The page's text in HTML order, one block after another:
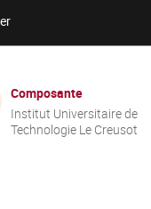
Composante
Institut Universitaire de
Technologie Le Creusot